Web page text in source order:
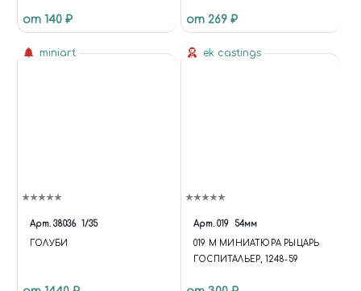
от 140 ₽ от 269 ₽
miniart
Арт. 38036 1/35
ГОЛУБИ
ek castings
Арт. 019 54мм
019 M МИНИАТЮРА РЫЦАРЬ
ГОСПИТАЛЬЕР, 1248-59